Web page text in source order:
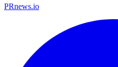
PRnews.io